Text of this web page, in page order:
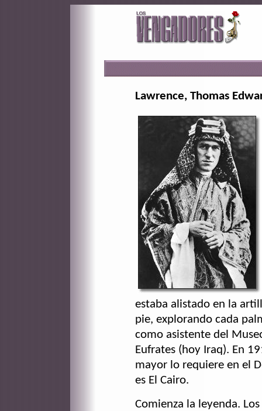
Lawrence, Thomas
estaba alistado en la
pie, explorando cada
como asistente del
Eufrates (hoy Iraq). En
mayor lo requiere en el
es El Cairo.
Comienza la leyenda.